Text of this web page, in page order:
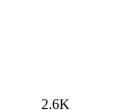
2.6K